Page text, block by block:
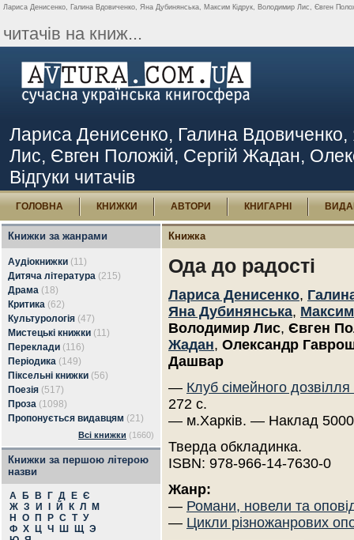
Лариса Денисенко, Галина Вдовиченко, Яна Дубинянська, Максим Кідрук, Володимир Лис, Євген
читачів на книж...
Лариса Денисенко, Галина
Лис, Євген Положій, Сергій Жадан,
Відгуки читачів
ГОЛОВНА КНИЖКИ АВТОРИ КНИГАРНІ
Книжки за жанрами
Аудіокнижки (11)
Дитяча література (215)
Драма (18)
Критика (62)
Культурологія (47)
Мистецькі книжки (11)
Переклади (116)
Періодика (149)
Піксельні книжки (56)
Поезія (517)
Проза (1098)
Пропонується видавцям (21)
Всі книжки (1660)
Книжки за першою літерою
назви
А Б В Г Д Е Є
Ж З И Й К Л
М
Н
О П Р С Т У
Ф Х Ц Ч Ш Щ Э
Книжка
Ода до радості
Лариса Денисенко,
Яна Дубинянська, Максим
Володимир Лис, Євген
Жадан, Олександр
Дашвар
— Клуб сімейного
272 с.
— м.Харків. — Наклад
Тверда обкладинка.
ISBN: 978-966-14-7630-0
Жанр:
— Романи, новели та
— Цикли різножанрових